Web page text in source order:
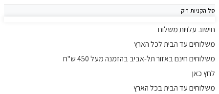
סל הקניות ריק
חישוב עלויות משלוח
משלוחים עד הבית לכל הארץ
משלוחים חינם באזור תל-אביב בהזמנה מעל 450 ש"ח
לחץ כאן
משלוחים עד הבית בכל הארץ